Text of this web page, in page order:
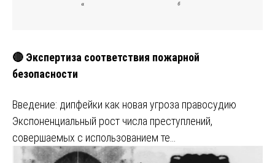
🔴 Экспертиза соответствия пожарной
безопасности
Введение: дипфейки как новая угроза правосудию
Экспоненциальный рост числа преступлений,
совершаемых с использованием те…